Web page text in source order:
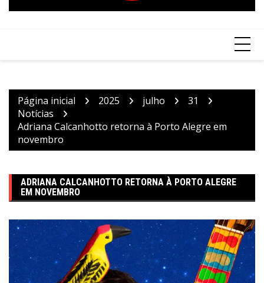
Página inicial 2025 julho
31
Notícias
Adriana Calcanhotto retorna à Porto Alegre em
novembro
ADRIANA CALCANHOTTO RETORNA À PORTO ALEGRE
EM NOVEMBRO